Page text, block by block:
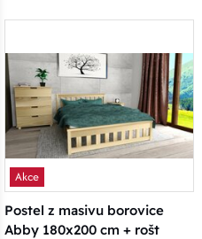
Akce
Postel z masivu borovice
Abby 180x200 cm + rošt